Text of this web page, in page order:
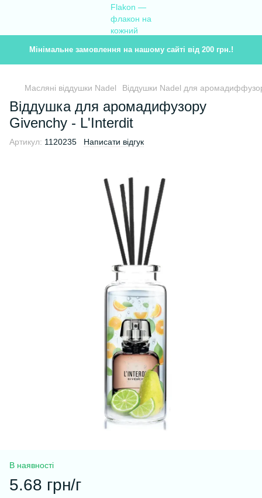
Мінімальне замовлення на нашому сайті від 200 грн.!
Масляні віддушки Nadel Віддушки Nadel для
Віддушка для аромадифузору
Givenchy - L'Interdit
Артикул: 1120235 Написати відгук
В наявності
5.68 грн/г